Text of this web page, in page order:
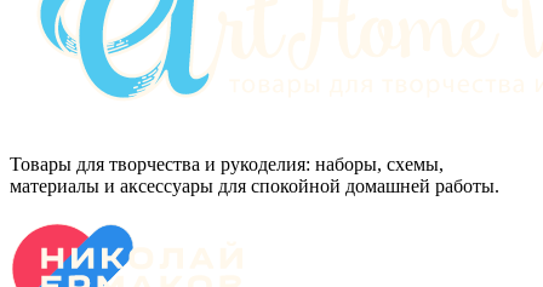
Товары для творчества и рукоделия: наборы, схемы,
материалы и аксессуары для спокойной домашней работы.